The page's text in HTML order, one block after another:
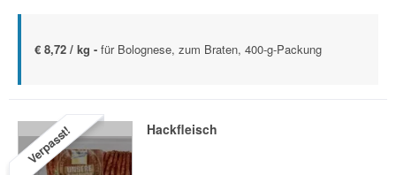
€ 8,72 / kg - für Bolognese, zum Braten, 400-g-Packung
Verpasst! Hackfleisch